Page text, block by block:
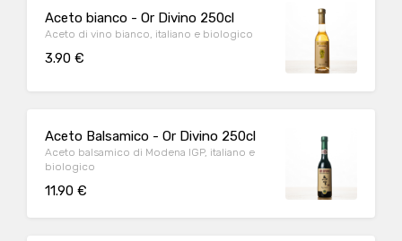
Aceto bianco - Or Divino 250cl
Aceto di vino bianco, italiano e biologico
3.90 €
Aceto Balsamico - Or Divino 250cl
Aceto balsamico di Modena IGP, italiano e
biologico
11.90 €